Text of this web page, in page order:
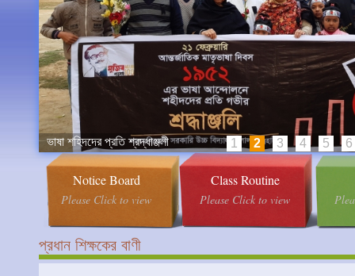
ভাষা শহিদদের প্রতি শ্রদ্ধাঞ্জলী 1 2 3 4 5 6
Notice Board
Please Click to view
Class Routine
Please Click to view
প্রধান শিক্ষকের বাণী